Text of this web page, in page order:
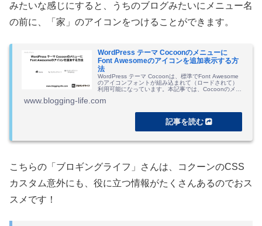
みたいな感じにすると、うちのブログみたいにメニュー名
の前に、「家」のアイコンをつけることができます。
WordPress テーマ Cocoonのメニューに
Font Awesomeのアイコンを追加表示する方
法
WordPress テーマ Cocoonは、標準でFont Awesome
のアイコンフォントが組み込まれて（ロードされて）
利用可能になっています。本記事では、Cocoonのメニ
る
www.blogging-life.com
こちらの「ブロギングライフ」さんは、コクーンのCSS
カスタム意外にも、役に立つ情報がたくさんあるのでおス
スメです！